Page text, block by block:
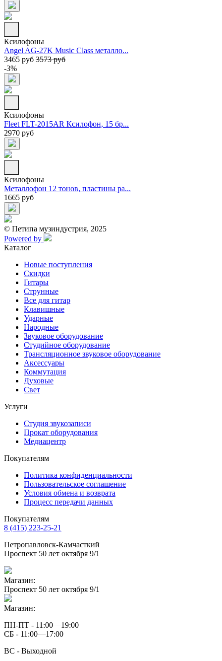
Ксилофоны
Angel AG-27K Music Class металло...
3465 руб 3573 руб
-3%
Ксилофоны
Fleet FLT-2015AR Ксилофон, 15 бр...
2970 руб
Ксилофоны
Металлофон 12 тонов, пластины ра...
1665 руб
© Петипа музиндустрия, 2025
Powered by
Каталог
Новые поступления
Скидки
Гитары
Струнные
Все для гитар
Клавишные
Ударные
Народные
Звуковое оборудование
Студийное оборудование
Трансляционное звуковое оборудование
Аксессуары
Коммутация
Духовые
Свет
Услуги
Студия звукозаписи
Прокат оборудования
Медиацентр
Покупателям
Политика конфиденциальности
Пользовательское соглашение
Условия обмена и возврата
Процесс передачи данных
Покупателям
8 (415) 223-25-21
Петропавловск-Камчасткий
Проспект 50 лет октября 9/1
Магазин:
Проспект 50 лет октября 9/1
Магазин:
ПН-ПТ - 11:00—19:00
СБ - 11:00—17:00
ВС - Выходной